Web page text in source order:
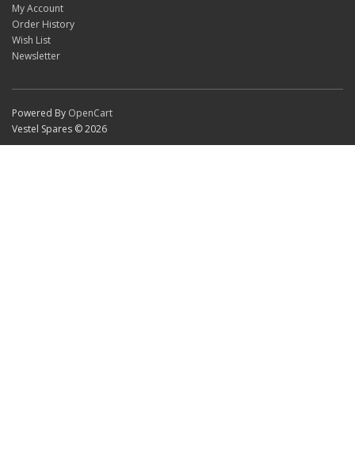
My Account
Order History
Wish List
Newsletter
Powered By OpenCart
Vestel Spares © 2026